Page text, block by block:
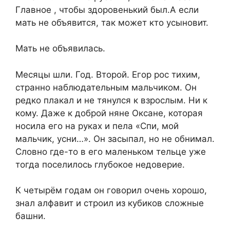
Главное , чтобы здоровенький был.А если
мать не объявится, так может кто усыновит.
Мать не объявилась.
Месяцы шли. Год. Второй. Егор рос тихим,
странно наблюдательным мальчиком. Он
редко плакал и не тянулся к взрослым. Ни к
кому. Даже к доброй няне Оксане, которая
носила его на руках и пела «Спи, мой
мальчик, усни…». Он засыпал, но не обнимал.
Словно где-то в его маленьком тельце уже
тогда поселилось глубокое недоверие.
К четырём годам он говорил очень хорошо,
знал алфавит и строил из кубиков сложные
башни.